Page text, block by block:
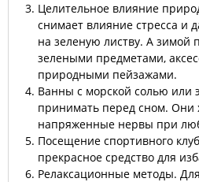
Целительное влияние
снимает влияние стресса и
на зеленую листву. А зимой
зелеными предметами,
природными пейзажами.
Ванны с морской солью
принимать перед сном. Они
напряженные нервы при
Посещение спортивного
прекрасное средство для
Релаксационные методы.